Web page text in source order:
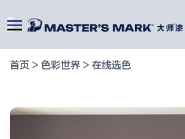
首页 > 色彩世界 > 在线选色